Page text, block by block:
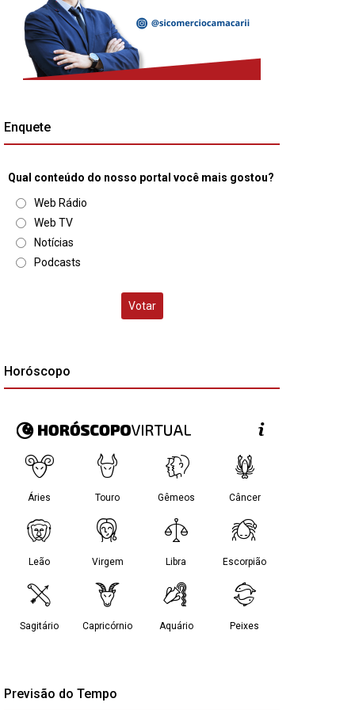
Enquete
Qual conteúdo do nosso portal você mais gostou?
Web Rádio
Web TV
Notícias
Podcasts
Votar
Horóscopo
Previsão do Tempo